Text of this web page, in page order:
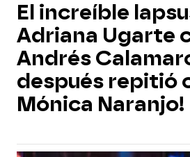
El increíble
Adriana Ugarte
Andrés
después repitió
Mónica Naranjo!